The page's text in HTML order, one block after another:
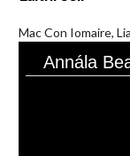
Mac Con Iomaire,